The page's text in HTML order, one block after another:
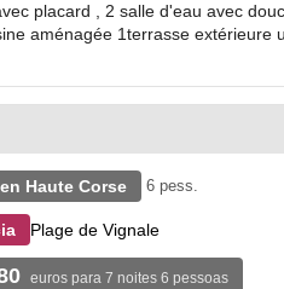
placard , 2 salle d'eau avec
aménagée 1terrasse extérieure
Haute Corse 6 pess.
Plage de Vignale
euros para 7 noites 6 pessoas